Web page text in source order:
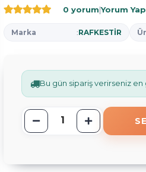
0 yorum|Yorum Yap
Marka :RAFKESTİR
Bu gün sipariş verirseniz en